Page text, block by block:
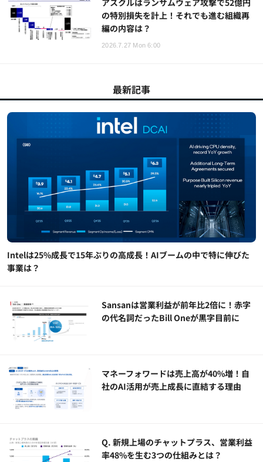
の特別損失を計上！それでも進む組織再
編の内容は？
2026.7.27 Mon 6:00
最新記事
Intelは25%成長で15年ぶりの高成長！AIブームの中で特に伸びた
事業は？
Sansanは営業利益が前年比2倍に！赤字
の代名詞だったBill Oneが黒字目前に
マネーフォワードは売上高が40%増！自
社のAI活用が売上成長に直結する理由
Q. 新規上場のチャットプラス、営業利益
率48%を生む3つの仕組みとは？